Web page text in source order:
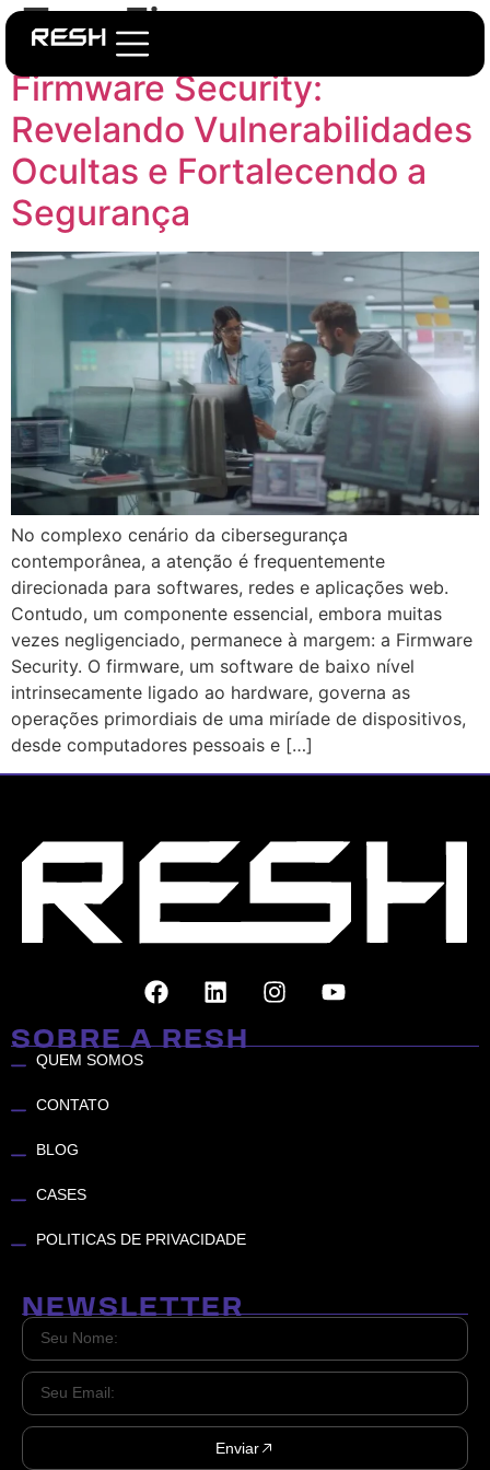
Tag:Firmware
Firmware Security:
Revelando Vulnerabilidades
Ocultas e Fortalecendo a
Segurança
No complexo cenário da cibersegurança
contemporânea, a atenção é frequentemente
direcionada para softwares, redes e aplicações web.
Contudo, um componente essencial, embora muitas
vezes negligenciado, permanece à margem: a Firmware
Security. O firmware, um software de baixo nível
intrinsecamente ligado ao hardware, governa as
operações primordiais de uma miríade de dispositivos,
desde computadores pessoais e […]
SOBRE A RESH
QUEM SOMOS
CONTATO
BLOG
CASES
POLITICAS DE PRIVACIDADE
NEWSLETTER
Enviar